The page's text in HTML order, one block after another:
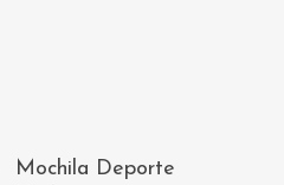
AÑADIR AL
Mochila Deporte